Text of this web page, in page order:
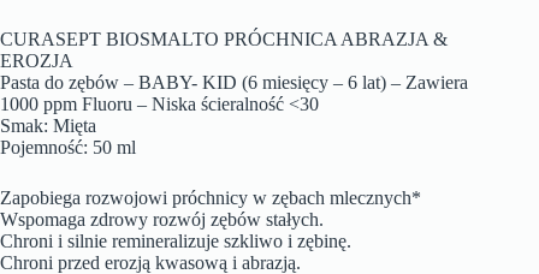
CURASEPT BIOSMALTO PRÓCHNICA ABRAZJA &
EROZJA
Pasta do zębów – BABY- KID (6 miesięcy – 6 lat) – Zawiera
1000 ppm Fluoru – Niska ścieralność <30
Smak: Mięta
Pojemność: 50 ml
Zapobiega rozwojowi próchnicy w zębach mlecznych*
Wspomaga zdrowy rozwój zębów stałych.
Chroni i silnie remineralizuje szkliwo i zębinę.
Chroni przed erozją kwasową i abrazją.